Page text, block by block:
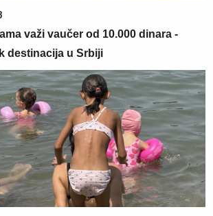
važi vaučer od 10.000 dinara -
destinacija u Srbiji